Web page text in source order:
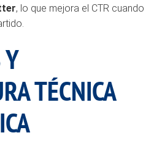
, lo que mejora el CTR cuando
TÉCNICA